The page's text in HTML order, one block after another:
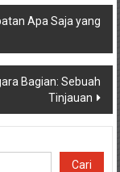
Apa Saja yang
Bagian: Sebuah
Tinjauan
Cari